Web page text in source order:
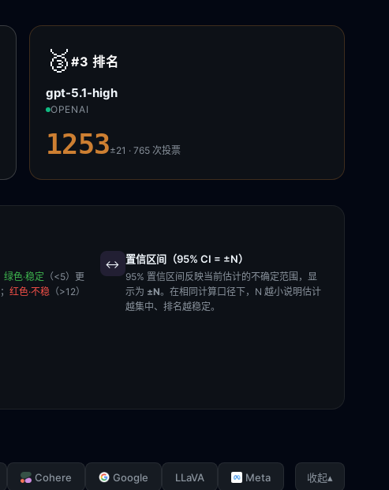
🥉 #3排名
gpt-5.1-high
OPENAI
1253±21 · 765次投票
绿色·稳定 （<5）更
红色·不稳 （>12）
↔️ 置信区间（95% CI = ±N）
95% 置信区间反映当前估计的不确定范围，显
示为 ±N。在相同计算口径下，N 越小说明估计
越集中、排名越稳定。
Cohere Google LLaVA Meta 收起▴